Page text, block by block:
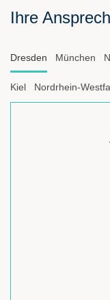
Ihre
Dresden München
Kiel Nordrhein-